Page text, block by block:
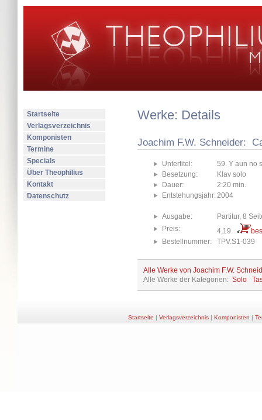
Startseite
Verlagsverzeichnis
Komponisten
Termine
Specials
Über Theophilius
Kontakt
Datenschutz
Werke: Details
Joachim F.W. Schneider:
Untertitel:
59. Y aun no
Besetzung:
Klav solo
Dauer:
2:20 min.
Entstehungsjahr:2004
Ausgabe:
Partitur, 8
Preis:
4,19
Bestellnummer:
TPV.S1-039
Alle Werke von Joachim F.W.
Alle Werke der Kategorien: Solo
Startseite | Verlagsverzeichnis| Komponisten |